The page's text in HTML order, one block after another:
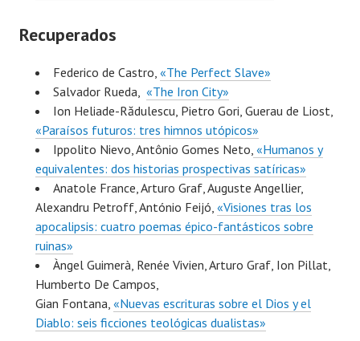
Recuperados
Federico de Castro, «The Perfect Slave»
Salvador Rueda, «The Iron City»
Ion Heliade-Rădulescu, Pietro Gori, Guerau de Liost,
«Paraísos futuros: tres himnos utópicos»
Ippolito Nievo, Antônio Gomes Neto, «Humanos y
equivalentes: dos historias prospectivas satíricas»
Anatole France, Arturo Graf, Auguste Angellier,
Alexandru Petroff, António Feijó, «Visiones tras los
apocalipsis: cuatro poemas épico-fantásticos sobre
ruinas»
Àngel Guimerà, Renée Vivien, Arturo Graf, Ion Pillat,
Humberto De Campos,
Gian Fontana, «Nuevas escrituras sobre el Dios y el
Diablo: seis ficciones teológicas dualistas»